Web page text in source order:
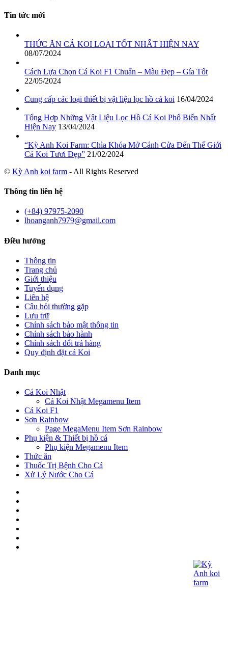
Tin tức mới
THỨC ĂN CÁ KOI LOẠI TỐT NHẤT HIỆN NAY
08/07/2024
Cách Lựa Chọn Cá Koi F1 Chuẩn – Màu Đẹp – Gía Tốt
22/05/2024
Cung cấp các loại thiết bị vật liệu lọc hồ cá koi 16/04/2024
Tổng Hợp Những Vật Liệu Lọc Hồ Cá Koi Phổ Biến Nhất
Hiện Nay 13/04/2024
“Kỳ Anh Koi Farm: Chìa Khóa Mở Cánh Cửa Đến Thế Giới
Cá Koi Tươi Đẹp” 21/02/2024
© Kỳ Anh koi farm - All Rights Reserved
Thông tin liên hệ
(+84) 97975-2090
lhoanganh7979@gmail.com
Điều hướng
Thông tin
Trang chủ
Giới thiệu
Tuyển dụng
Liên hệ
Câu hỏi thường gặp
Lưu trữ
Chính sách bảo mật thông tin
Chính sách bảo hành
Chính sách đổi trả hàng
Quy định đặt cá Koi
Danh mục
Cá Koi Nhật
Cá Koi Nhật Megamenu Item
Cá Koi F1
Sơn Rainbow
Page MegaMenu Item Sơn Rainbow
Phụ kiện & Thiết bị hồ cá
Phụ kiện Megamenu Item
Thức ăn
Thuốc Trị Bệnh Cho Cá
Xử Lý Nước Cho Cá